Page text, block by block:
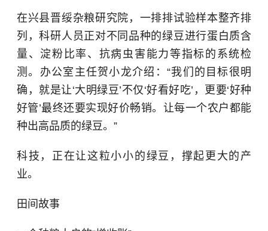
在兴县晋绥杂粮研究院，一排排试验样本整齐排
列，科研人员正对不同品种的绿豆进行蛋白质含
量、淀粉比率、抗病虫害能力等指标的系统检
测。办公室主任贺小龙介绍：“我们的目标很明
确，就是让‘大明绿豆’不仅‘好看好吃’，更要‘好种
好管’最终还要实现好价畅销。让每一个农户都能
种出高品质的绿豆。”
科技，正在让这粒小小的绿豆，撑起更大的产
业。
田间故事